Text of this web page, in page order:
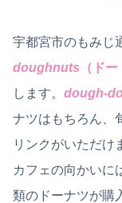
宇都宮市のもみじ
doughnuts （ド
します。 dough-
ナツはもちろん、
リンクがいただけ
カフェの向かいに
類のドーナツが購